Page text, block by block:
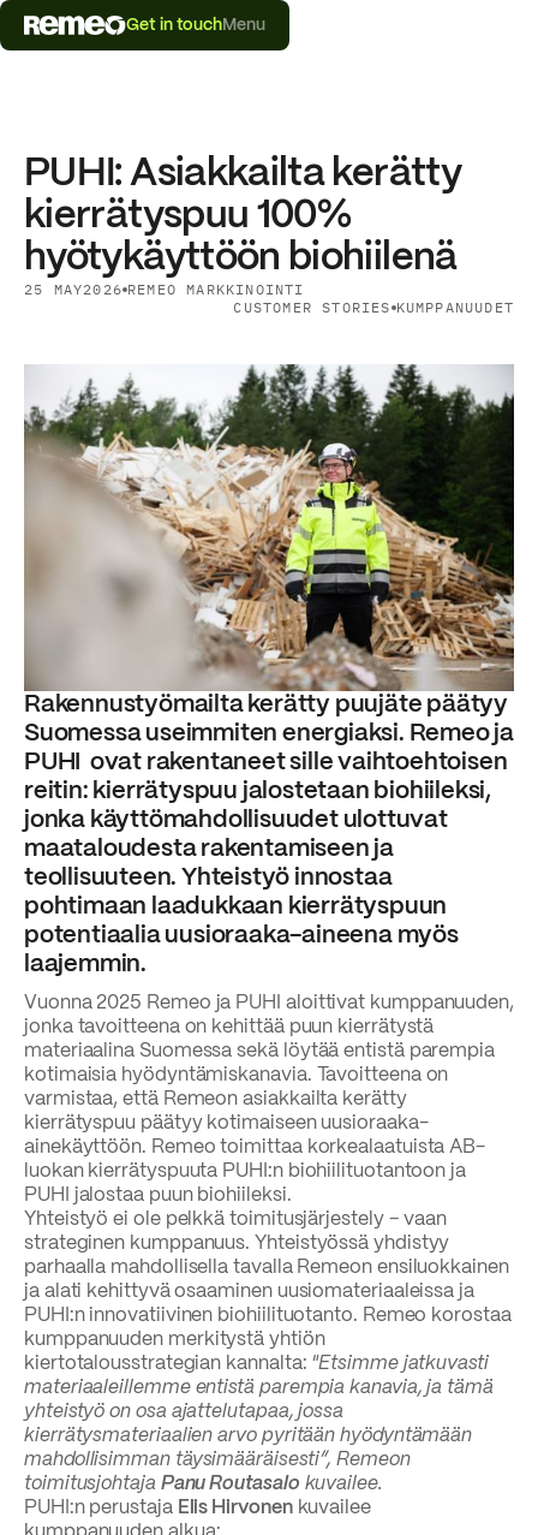
Get in touchMenu
PUHI: Asiakkailta kerätty
kierrätyspuu 100%
hyötykäyttöön biohiilenä
25 MAY2026 REMEO MARKKINOINTI
CUSTOMER STORIES KUMPPANUUDET
Rakennustyömailta kerätty puujäte päätyy
Suomessa useimmiten energiaksi. Remeo ja
PUHI ovat rakentaneet sille vaihtoehtoisen
reitin: kierrätyspuu jalostetaan biohiileksi,
jonka käyttömahdollisuudet ulottuvat
maataloudesta rakentamiseen ja
teollisuuteen. Yhteistyö innostaa
pohtimaan laadukkaan kierrätyspuun
potentiaalia uusioraaka-aineena myös
laajemmin.
Vuonna 2025 Remeo ja PUHI aloittivat kumppanuuden,
jonka tavoitteena on kehittää puun kierrätystä
materiaalina Suomessa sekä löytää entistä parempia
kotimaisia hyödyntämiskanavia. Tavoitteena on
varmistaa, että Remeon asiakkailta kerätty
kierrätyspuu päätyy kotimaiseen uusioraaka-
ainekäyttöön. Remeo toimittaa korkealaatuista AB-
luokan kierrätyspuuta PUHI:n biohiilituotantoon ja
PUHI jalostaa puun biohiileksi.
Yhteistyö ei ole pelkkä toimitusjärjestely − vaan
strateginen kumppanuus. Yhteistyössä yhdistyy
parhaalla mahdollisella tavalla Remeon ensiluokkainen
ja alati kehittyvä osaaminen uusiomateriaaleissa ja
PUHI:n innovatiivinen biohiilituotanto. Remeo korostaa
kumppanuuden merkitystä yhtiön
kiertotalousstrategian kannalta: "Etsimme jatkuvasti
materiaaleillemme entistä parempia kanavia, ja tämä
yhteistyö on osa ajattelutapaa, jossa
kierrätysmateriaalien arvo pyritään hyödyntämään
mahdollisimman täysimääräisesti”, Remeon
toimitusjohtaja Panu Routasalo kuvailee.
PUHI:n perustaja Elis Hirvonenkuvailee